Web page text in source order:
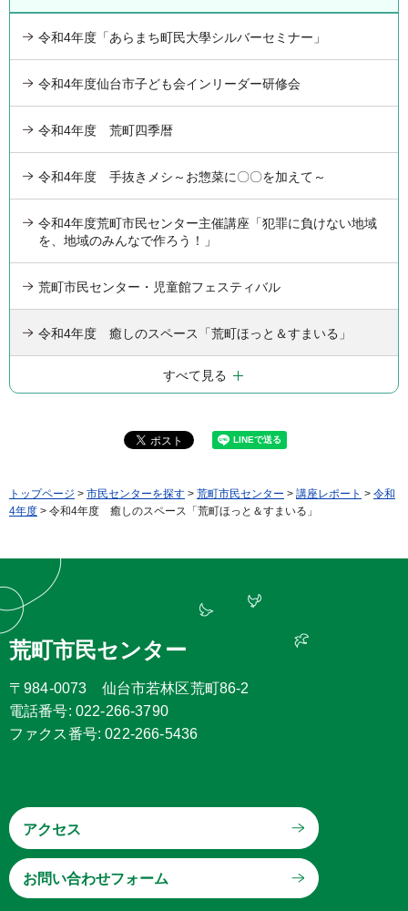
令和4年度「あらまち町民大學シルバーセミナー」
令和4年度仙台市子ども会インリーダー研修会
令和4年度 荒町四季暦
令和4年度 手抜きメシ～お惣菜に〇〇を加えて～
令和4年度荒町市民センター主催講座「犯罪に負けない地域
を、地域のみんなで作ろう！」
荒町市民センター・児童館フェスティバル
令和4年度 癒しのスペース「荒町ほっと＆すまいる」
すべて見る
トップページ > 市民センターを探す > 荒町市民センター > 講座レポート > 令和
4年度 > 令和4年度 癒しのスペース「荒町ほっと＆すまいる」
荒町市民センター
〒984-0073 仙台市若林区荒町86-2
電話番号: 022-266-3790
ファクス番号: 022-266-5436
アクセス